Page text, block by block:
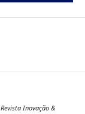
Revista Inovação &